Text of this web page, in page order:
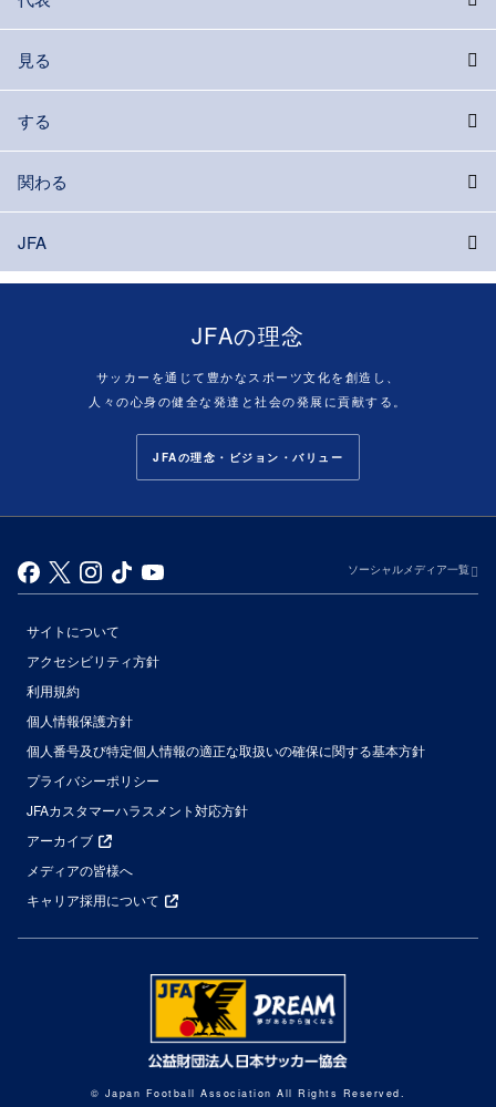
見る
する
関わる
JFA
JFAの理念
サッカーを通じて豊かなスポーツ文化を創造し、
人々の心身の健全な発達と社会の発展に貢献する。
JFAの理念・ビジョン・バリュー
ソーシャルメディア一覧
サイトについて
アクセシビリティ方針
利用規約
個人情報保護方針
個人番号及び特定個人情報の適正な取扱いの確保に関する基本方針
プライバシーポリシー
JFAカスタマーハラスメント対応方針
アーカイブ
メディアの皆様へ
キャリア採用について
© Japan Football Association All Rights Reserved.